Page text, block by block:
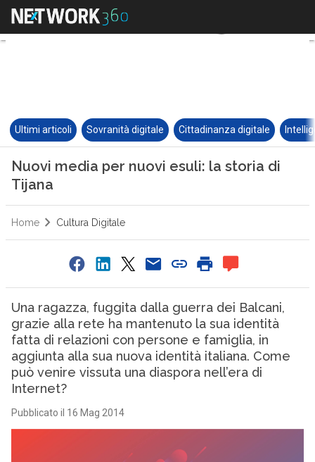
Ultimi articoli Sovranità digitale Cittadinanza digitale
Nuovi media per nuovi esuli: la storia di
Tijana
Home Cultura Digitale
Una ragazza, fuggita dalla guerra dei Balcani,
grazie alla rete ha mantenuto la sua identità
fatta di relazioni con persone e famiglia, in
aggiunta alla sua nuova identità italiana. Come
può venire vissuta una diaspora nell’era di
Internet?
Pubblicato il 16 Mag 2014